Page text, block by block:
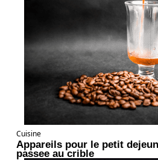
Cuisine
Appareils pour le petit
passee au crible